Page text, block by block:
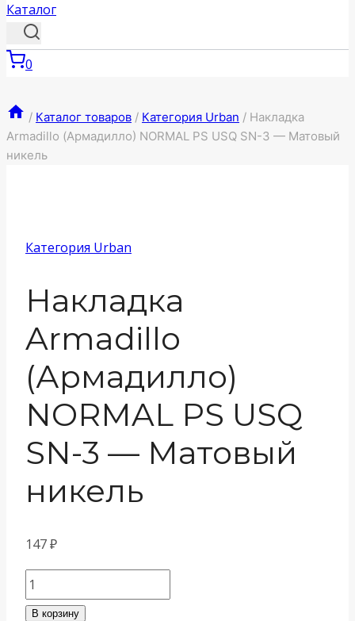
Каталог
0
/ Каталог товаров / Категория Urban / Накладка
Armadillo (Армадилло) NORMAL PS USQ SN-3 — Матовый
никель
Категория Urban
Накладка
Armadillo
(Армадилло)
NORMAL PS USQ
SN-3 — Матовый
никель
147₽
Количество
товара
В корзину